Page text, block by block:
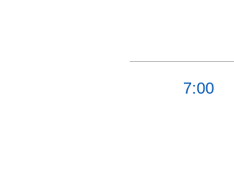
7:00